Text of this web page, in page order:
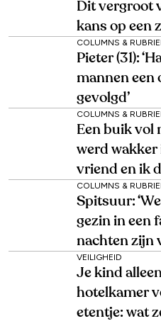
Dit vergroot
kans op een
COLUMNS &
Pieter (31):
mannen een
gevolgd’
COLUMNS &
Een buik vol
werd wakker
vriend en ik
COLUMNS &
Spitsuur:
gezin in een
nachten zijn
VEILIGHEID
Je kind
hotelkamer
etentje: wat